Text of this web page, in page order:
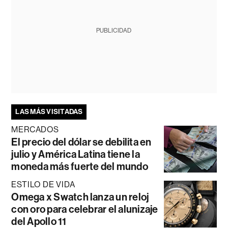
PUBLICIDAD
LAS MÁS VISITADAS
MERCADOS
El precio del dólar se debilita en
julio y América Latina tiene la
moneda más fuerte del mundo
ESTILO DE VIDA
Omega x Swatch lanza un reloj
con oro para celebrar el alunizaje
del Apollo 11